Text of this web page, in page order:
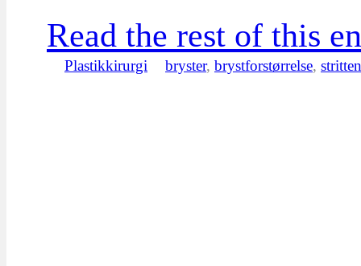
Read the rest of this
Plastikkirurgi bryster, brystforstørrelse,